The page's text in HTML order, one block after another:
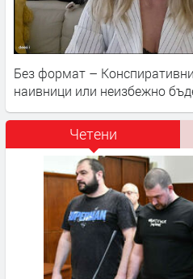
Без формат –
наивници или неизбежно
Четени